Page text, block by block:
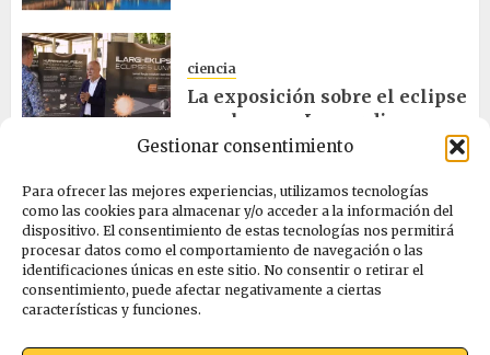
Gestionar consentimiento
Para ofrecer las mejores experiencias, utilizamos tecnologías
como las cookies para almacenar y/o acceder a la información del
dispositivo. El consentimiento de estas tecnologías nos permitirá
procesar datos como el comportamiento de navegación o las
identificaciones únicas en este sitio. No consentir o retirar el
consentimiento, puede afectar negativamente a ciertas
características y funciones.
ciencia
La exposición sobre el eclipse
concluye en Laguardia
06/08/2026
salud
Osakidetza invertirá más de
un millón en rehabilitar el
ambulatorio de Eibar